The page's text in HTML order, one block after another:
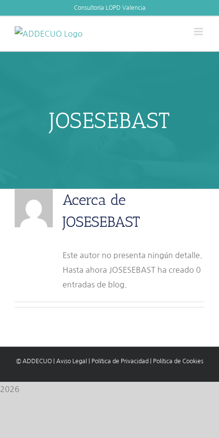
content
Consultoría LOPD Valencia
JOSESEBAST
Acerca de
JOSESEBAST
Este autor no presenta ningún detalle.
Hasta ahora JOSESEBAST ha creado 0
entradas de blog.
© ADDECUO Aviso Legal Política de Privacidad Política de Cookies
2026